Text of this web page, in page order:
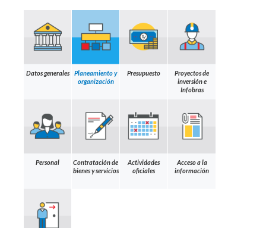
Datos generales
Planeamiento y
organización
Presupuesto
Proyectos de
inversión e
Infobras
Personal
Contratación de
bienes y servicios
Actividades
oficiales
Acceso a la
información